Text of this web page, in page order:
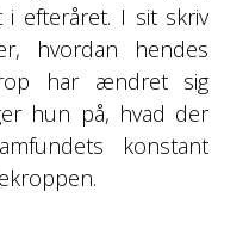
efteråret. I sit skriv
hvordan hendes
har ændret sig
hun på, hvad der
konstant